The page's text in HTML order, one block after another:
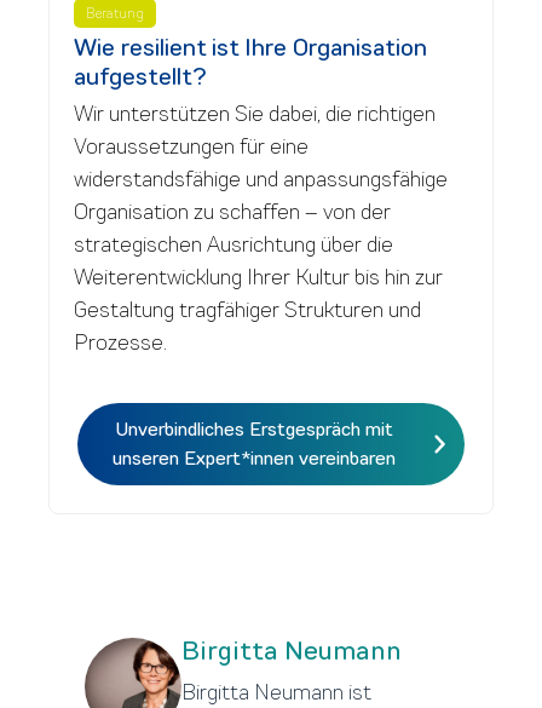
Beratung
Wie resilient ist Ihre Organisation
aufgestellt?
Wir unterstützen Sie dabei, die richtigen
Voraussetzungen für eine
widerstandsfähige und anpassungsfähige
Organisation zu schaffen – von der
strategischen Ausrichtung über die
Weiterentwicklung Ihrer Kultur bis hin zur
Gestaltung tragfähiger Strukturen und
Prozesse.
Unverbindliches Erstgespräch mit
unseren Expert*innen vereinbaren
Birgitta Neumann
Birgitta Neumann ist